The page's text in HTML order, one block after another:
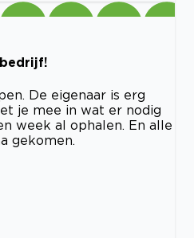
De eigenaar is erg
je mee in wat er nodig
week al ophalen. En alle
gekomen.